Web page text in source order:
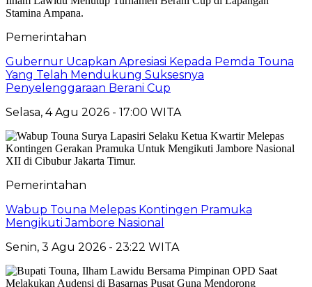
Pemerintahan
Gubernur Ucapkan Apresiasi Kepada Pemda Touna
Yang Telah Mendukung Suksesnya
Penyelenggaraan Berani Cup
Selasa, 4 Agu 2026 - 17:00 WITA
Pemerintahan
Wabup Touna Melepas Kontingen Pramuka
Mengikuti Jambore Nasional
Senin, 3 Agu 2026 - 23:22 WITA